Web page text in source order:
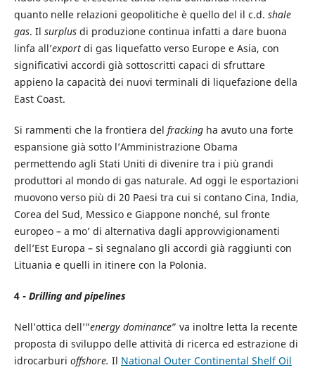
quanto nelle relazioni geopolitiche è quello del il c.d. shale
gas. Il surplusdi produzione continua infatti a dare buona
linfa all’exportdi gas liquefatto verso Europe e Asia, con
significativi accordi già sottoscritti capaci di sfruttare
appieno la capacità dei nuovi terminali di liquefazione della
East Coast.
Si rammenti che la frontiera del frackingha avuto una forte
espansione già sotto l’Amministrazione Obama
permettendo agli Stati Uniti di divenire tra i più grandi
produttori al mondo di gas naturale. Ad oggi le esportazioni
muovono verso più di 20 Paesi tra cui si contano Cina, India,
Corea del Sud, Messico e Giappone nonché, sul fronte
europeo – a mo’ di alternativa dagli approvvigionamenti
dell’Est Europa – si segnalano gli accordi già raggiunti con
Lituania e quelli in itinere con la Polonia.
4 - Drilling and pipelines
Nell’ottica dell’”energy dominance” va inoltre letta la recente
proposta di sviluppo delle attività di ricerca ed estrazione di
idrocarburi offshore. Il National Outer Continental Shelf Oil